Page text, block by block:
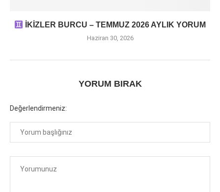
İKİZLER BURCU – TEMMUZ 2026 AYLIK YORUM
Haziran 30, 2026
YORUM BIRAK
Değerlendirmeniz: